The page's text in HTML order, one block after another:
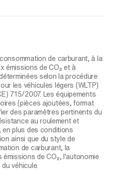
de carburant, à la
émissions de CO₂ et à
selon la procédure
les véhicules légers (WLTP)
715/2007. Les équipements
(pièces ajoutées, format
des paramètres pertinents du
au roulement et
en plus des conditions
ainsi que du style de
de carburant, la
de CO₂, l'autonomie
véhicule.